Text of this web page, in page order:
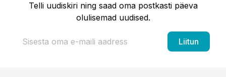
Telli uudiskiri ning saad oma postkasti päeva
olulisemad uudised.
Liitun